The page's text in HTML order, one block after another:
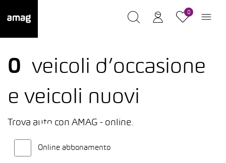
0
0 veicoli d’occasione
e veicoli nuovi
Trova auto con AMAG - online.
Online abbonamento